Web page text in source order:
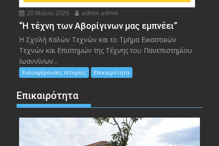
20 Μαΐου 2026 admin admin
“Η τέχνη των Αβορίγινων μας εμπνέει”
Η Σχολή Καλών Τεχνών και το Τμήμα Εικαστικών
Τεχνών και Επιστημών της Τέχνης του Πανεπιστημίου
Ιωαννίνων...
Ενδιαφέρουσες Ιστορίες Επικαιρότητα
Επικαιρότητα